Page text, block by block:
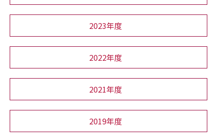
2023年度
2022年度
2021年度
2019年度